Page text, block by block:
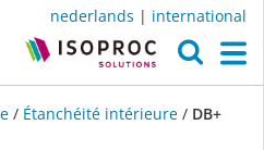
nederlands | international
/ Étanchéité intérieure / DB+